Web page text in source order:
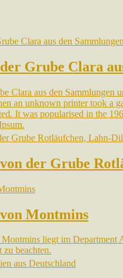
Grube Clara
Clara aus den Sammlungen
an unknown printer took a
It was popularised in the
der Grube
Montmins
liegt im Department
zu beachten.